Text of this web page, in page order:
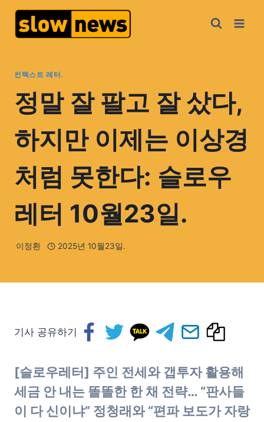
컨텍스트 레터.
정말 잘 팔고 잘 샀다,
하지만 이제는 이상경
처럼 못한다: 슬로우
레터 10월23일.
이정환 2025년 10월23일.
기사 공유하기
[슬로우레터] 주인 전세와 갭투자 활용해
세금 안 내는 똘똘한 한 채 전략… “판사들
이 다 신이냐” 정청래와 “편파 보도가 자랑